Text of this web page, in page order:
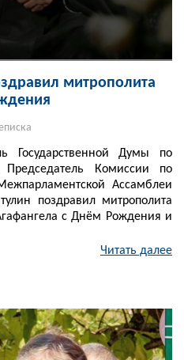
митрополита
Государственной Думы по
Комиссии по
Ассамблеи
поздравил митрополита
с Днём Рождения и
Читать далее